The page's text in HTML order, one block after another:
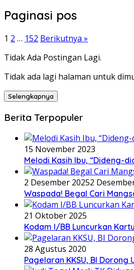
Paginasi pos
1 2 … 152 Berikutnya »
Tidak Ada Postingan Lagi.
Tidak ada lagi halaman untuk
Selengkapnya
Berita Terpopuler
15 November 2023
Melodi Kasih Ibu, “Dideng-
2 Desember 20252
Waspada! Begal Cari
21 Oktober 2025
Kodam I/BB Luncurkan
28 Agustus 2020
Pagelaran KKSU, BI Dorong